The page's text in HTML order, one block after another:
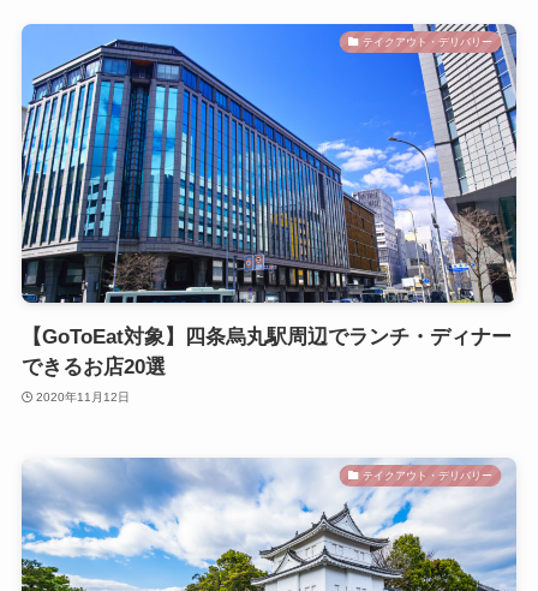
テイクアウト・デリバリー
【GoToEat対象】四条烏丸駅周辺でランチ・ディナー
できるお店20選
2020年11月12日
テイクアウト・デリバリー